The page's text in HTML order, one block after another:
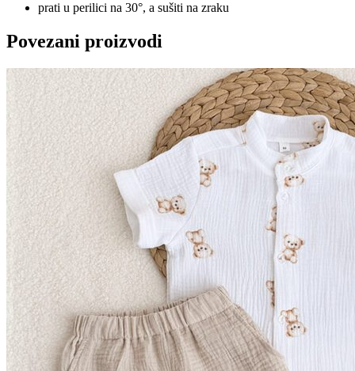
prati u perilici na 30°, a sušiti na zraku
Povezani proizvodi